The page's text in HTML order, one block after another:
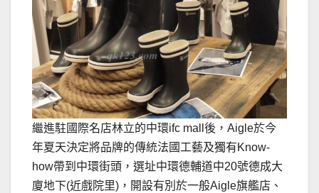
繼進駐國際名店林立的中環ifc mall後，Aigle於今
年夏天決定將品牌的傳統法國工藝及獨有Know-
how帶到中環街頭，選址中環德輔道中20號德成大
廈地下(近戲院里)，開設有別於一般Aigle旗艦店、